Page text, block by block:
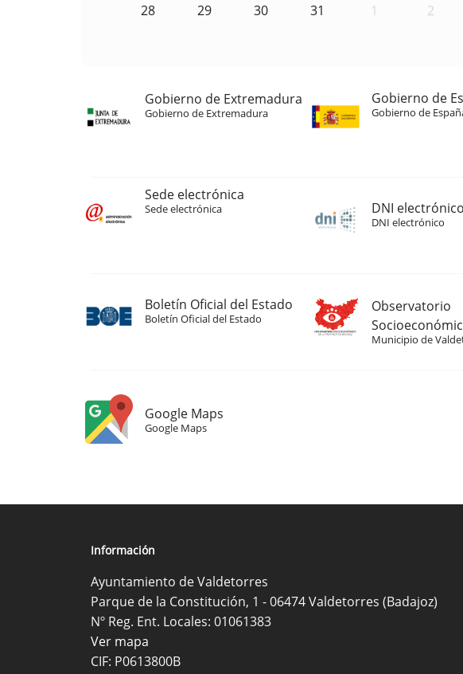
28 29 30 31 1 2
Gobierno de Extremadura
Gobierno de Extremadura
Gobierno de
Gobierno de
Sede electrónica
Sede electrónica DNI electrónico
DNI electrónico
Boletín Oficial del Estado
Boletín Oficial del Estado
Observatorio
Municipio de
Google Maps
Google Maps
Información
Ayuntamiento de Valdetorres
Parque de la Constitución, 1 - 06474 Valdetorres (Badajoz)
Nº Reg. Ent. Locales: 01061383
Ver mapa
CIF: P0613800B